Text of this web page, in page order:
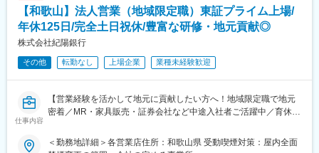
■業務内容
お客さまのご相談内容確認からスタートし、40社以上の保険会社
の商品の中から、お客さまに合った保障をオーダーメイドで設
考えた対応に専念できます。
1組当たりのご相談時間は約2時間。加入されている保険内容の確
認や、結婚・出産・育児・学費・住宅購入・老後などのライフプ
【和歌山】法人営業（地域限定職）東証プライム上場/
年休125日/完全土日祝休/豊富な研修・地元貢献◎
株式会社紀陽銀行
その他 転勤なし 上場企業 業種未経験歓迎
仕事内容
【営業経験を活かして地元に貢献したい方へ！地域限定職で地元
密着／MR・家具販売・証券会社など中途入社者ご活躍中／育休
◎】
＜勤務地詳細＞各営業店住所：和歌山県 受動喫煙対策：屋内全面